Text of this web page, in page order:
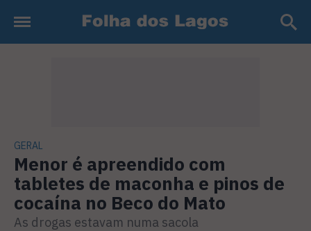
GERAL
Menor é apreendido com
tabletes de maconha e pinos de
cocaína no Beco do Mato
As drogas estavam numa sacola